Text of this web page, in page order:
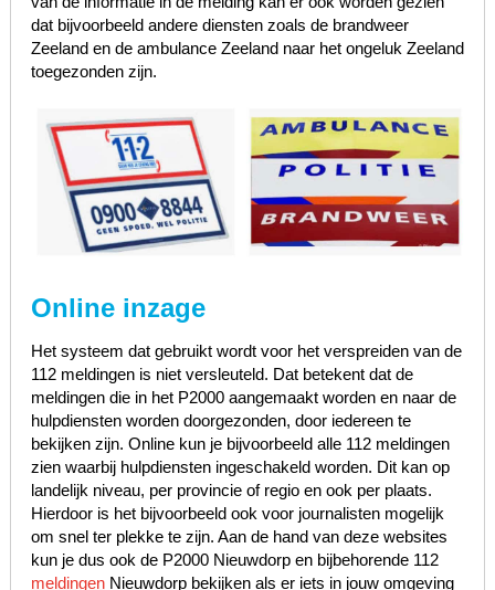
dat bijvoorbeeld andere diensten zoals de brandweer
Zeeland en de ambulance Zeeland naar het ongeluk Zeeland
toegezonden zijn.
Online inzage
Het systeem dat gebruikt wordt voor het verspreiden van de
112 meldingen is niet versleuteld. Dat betekent dat de
meldingen die in het P2000 aangemaakt worden en naar de
hulpdiensten worden doorgezonden, door iedereen te
bekijken zijn. Online kun je bijvoorbeeld alle 112 meldingen
zien waarbij hulpdiensten ingeschakeld worden. Dit kan op
landelijk niveau, per provincie of regio en ook per plaats.
Hierdoor is het bijvoorbeeld ook voor journalisten mogelijk
om snel ter plekke te zijn. Aan de hand van deze websites
kun je dus ook de P2000 Nieuwdorp en bijbehorende 112
meldingenNieuwdorp bekijken als er iets in jouw omgeving